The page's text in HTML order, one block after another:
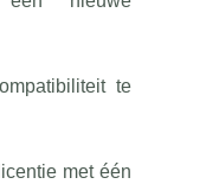
te
met één